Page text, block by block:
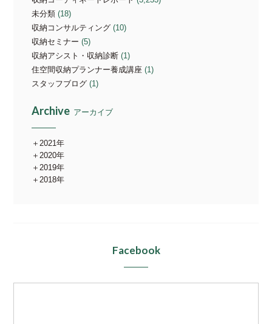
未分類 (18)
収納コンサルティング (10)
収納セミナー (5)
収納アシスト・収納診断 (1)
住空間収納プランナー養成講座 (1)
スタッフブログ (1)
Archive アーカイブ
2021年
2020年
2019年
2018年
Facebook